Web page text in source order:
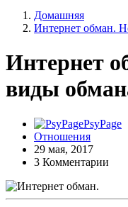
Домашняя
Интернет обман.
Интернет
виды
PsyPage
Отношения
29 мая, 2017
3 Комментарии